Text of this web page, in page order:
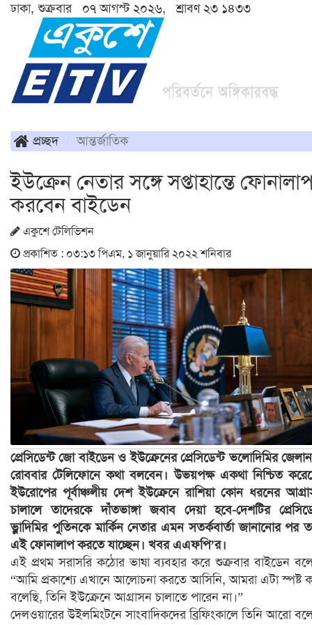
ঢাকা, শুক্রবার ০৭ আগস্ট ২০২৬, শ্রাবণ ২৩ ১৪৩৩
প্রচ্ছদ আন্তর্জাতিক
ইউক্রেন নেতার সঙ্গে সপ্তাহান্তে
করবেন বাইডেন
একুশে টেলিভিশন
প্রকাশিত : ০৩:১৩ পিএম, ১ জানুয়ারি ২০২২ শনিবার
প্রেসিডেন্ট জো বাইডেন ও ইউক্রেনের প্রেসিডেন্ট ভলোদিমির
রোববার টেলিফোনে কথা বলবেন। উভয়পক্ষ একথা নিশ্চিত
ইউরোপের পূর্বাঞ্চলীয় দেশ ইউক্রেনে রাশিয়া কোন ধরনের
চালালে তাদেরকে দাঁতভাঙ্গা জবাব দেয়া হবে-দেশটির
ভ্লাদিমির পুতিনকে মার্কিন নেতার এমন সতর্কবার্তা জানানোর পর
এই ফোনালাপ করতে যাচ্ছেন। খবর এএফপি’র।
এই প্রথম সরাসরি কঠোর ভাষা ব্যবহার করে শুক্রবার বাইডেন
“আমি প্রকাশ্যে এখানে আলোচনা করতে আসিনি, আমরা এটা স্পষ্ট
বলেছি, তিনি ইউক্রেনে আগ্রাসন চালাতে পারেন না।”
দেলওয়ারের উইলমিংটনে সাংবাদিকদের ব্রিফিংকালে তিনি আরো